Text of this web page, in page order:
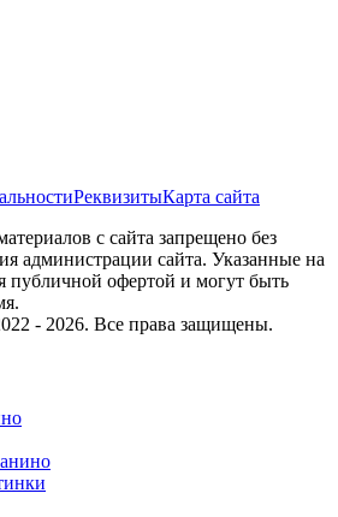
РеквизитыКарта сайта
с сайта запрещено без
администрации сайта. Указанные на
публичной офертой и могут быть
- 2026. Все права защищены.